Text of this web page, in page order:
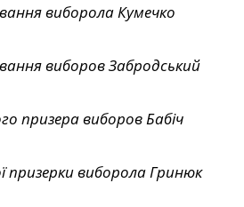
виборола Кумечко
виборов Забродський
призера виборов Бабіч
призерки виборола Гринюк